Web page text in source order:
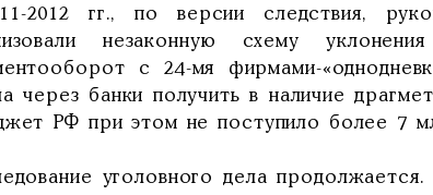
2012 гг., по версии следствия,
незаконную схему
с 24-мя фирмами-
через банки получить в наличие
РФ при этом не поступило более 7
уголовного дела